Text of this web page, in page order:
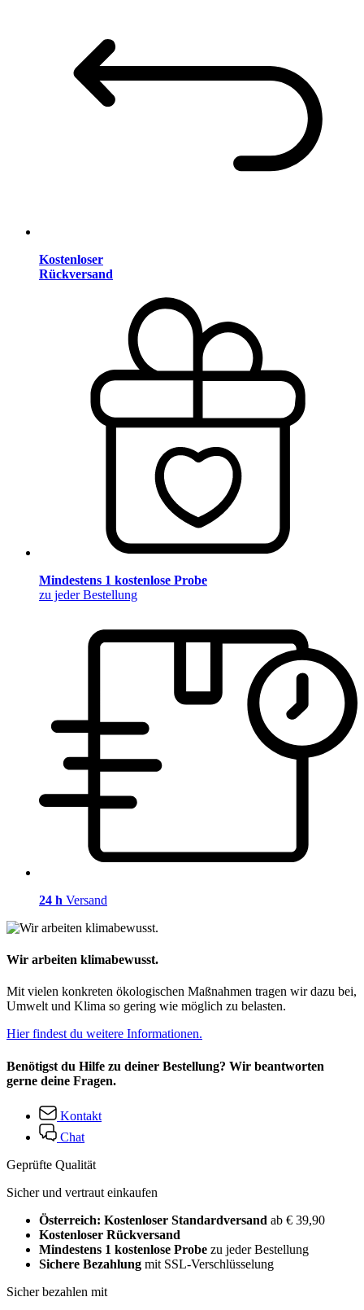
Kostenloser
Rückversand
Mindestens 1 kostenlose Probe
zu jeder Bestellung
24 h Versand
Wir arbeiten klimabewusst.
Mit vielen konkreten ökologischen Maßnahmen tragen wir dazu bei,
Umwelt und Klima so gering wie möglich zu belasten.
Hier findest du weitere Informationen.
Benötigst du Hilfe zu deiner Bestellung? Wir beantworten
gerne deine Fragen.
Kontakt
Chat
Geprüfte Qualität
Sicher und vertraut einkaufen
Österreich: Kostenloser Standardversand ab € 39,90
Kostenloser Rückversand
Mindestens 1 kostenlose Probe zu jeder Bestellung
Sichere Bezahlung mit SSL-Verschlüsselung
Sicher bezahlen mit